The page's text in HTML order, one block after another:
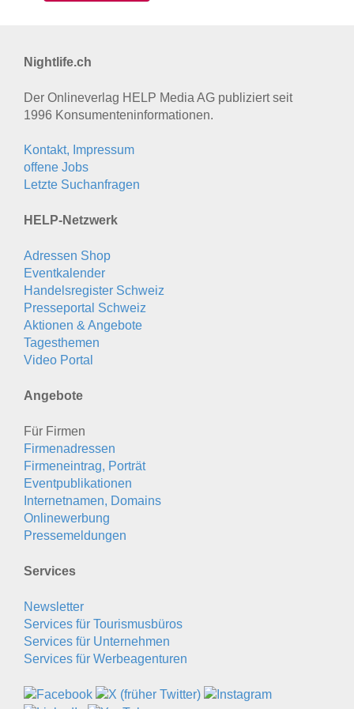
Nightlife.ch
Der Onlineverlag HELP Media AG publiziert seit
1996 Konsumenten­informationen.
Kontakt, Impressum
offene Jobs
Letzte Suchanfragen
HELP-Netzwerk
Adressen Shop
Eventkalender
Handelsregister Schweiz
Presseportal Schweiz
Aktionen & Angebote
Tagesthemen
Video Portal
Angebote
Für Firmen
Firmenadressen
Firmeneintrag, Porträt
Eventpublikationen
Internetnamen, Domains
Onlinewerbung
Pressemeldungen
Services
Newsletter
Services für Tourismusbüros
Services für Unternehmen
Services für Werbeagenturen